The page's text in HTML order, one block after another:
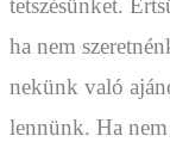
tetszésünket.
ha nem
nekünk való
lennünk. Ha